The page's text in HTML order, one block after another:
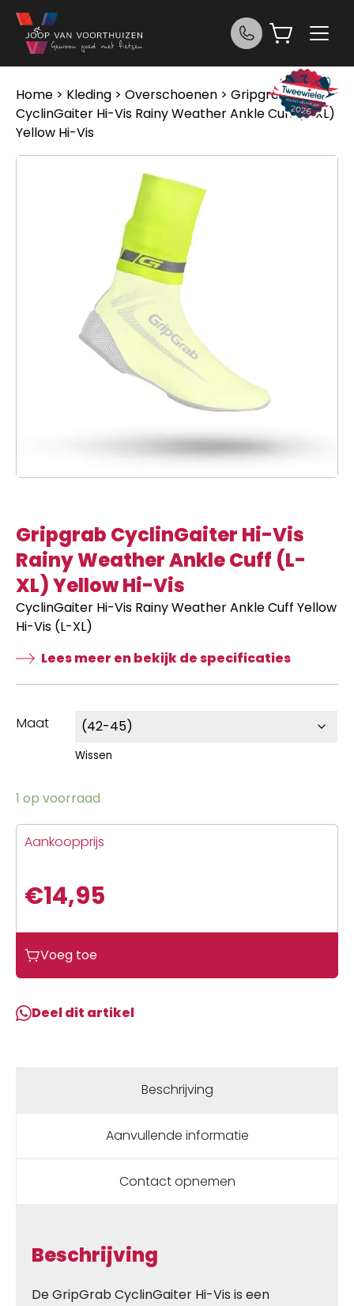
Ga naar de inhoud
Home > Kleding > Overschoenen > Gripgrab
CyclinGaiter Hi-Vis Rainy Weather Ankle Cuff (L-XL)
Yellow Hi-Vis
Gripgrab CyclinGaiter Hi-Vis
Rainy Weather Ankle Cuff (L-
XL) Yellow Hi-Vis
CyclinGaiter Hi-Vis Rainy Weather Ankle Cuff Yellow
Hi-Vis (L-XL)
Lees meer en bekijk de specificaties
Maat
Wissen
1 op voorraad
Aankoopprijs
€14,95
Voeg toe
Deel dit artikel
Beschrijving
Aanvullende informatie
Contact opnemen
Beschrijving
De GripGrab CyclinGaiter Hi-Vis is een